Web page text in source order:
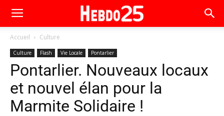
Accueil Culture
Culture Flash Vie Locale Pontarlier
Pontarlier. Nouveaux locaux
et nouvel élan pour la
Marmite Solidaire !